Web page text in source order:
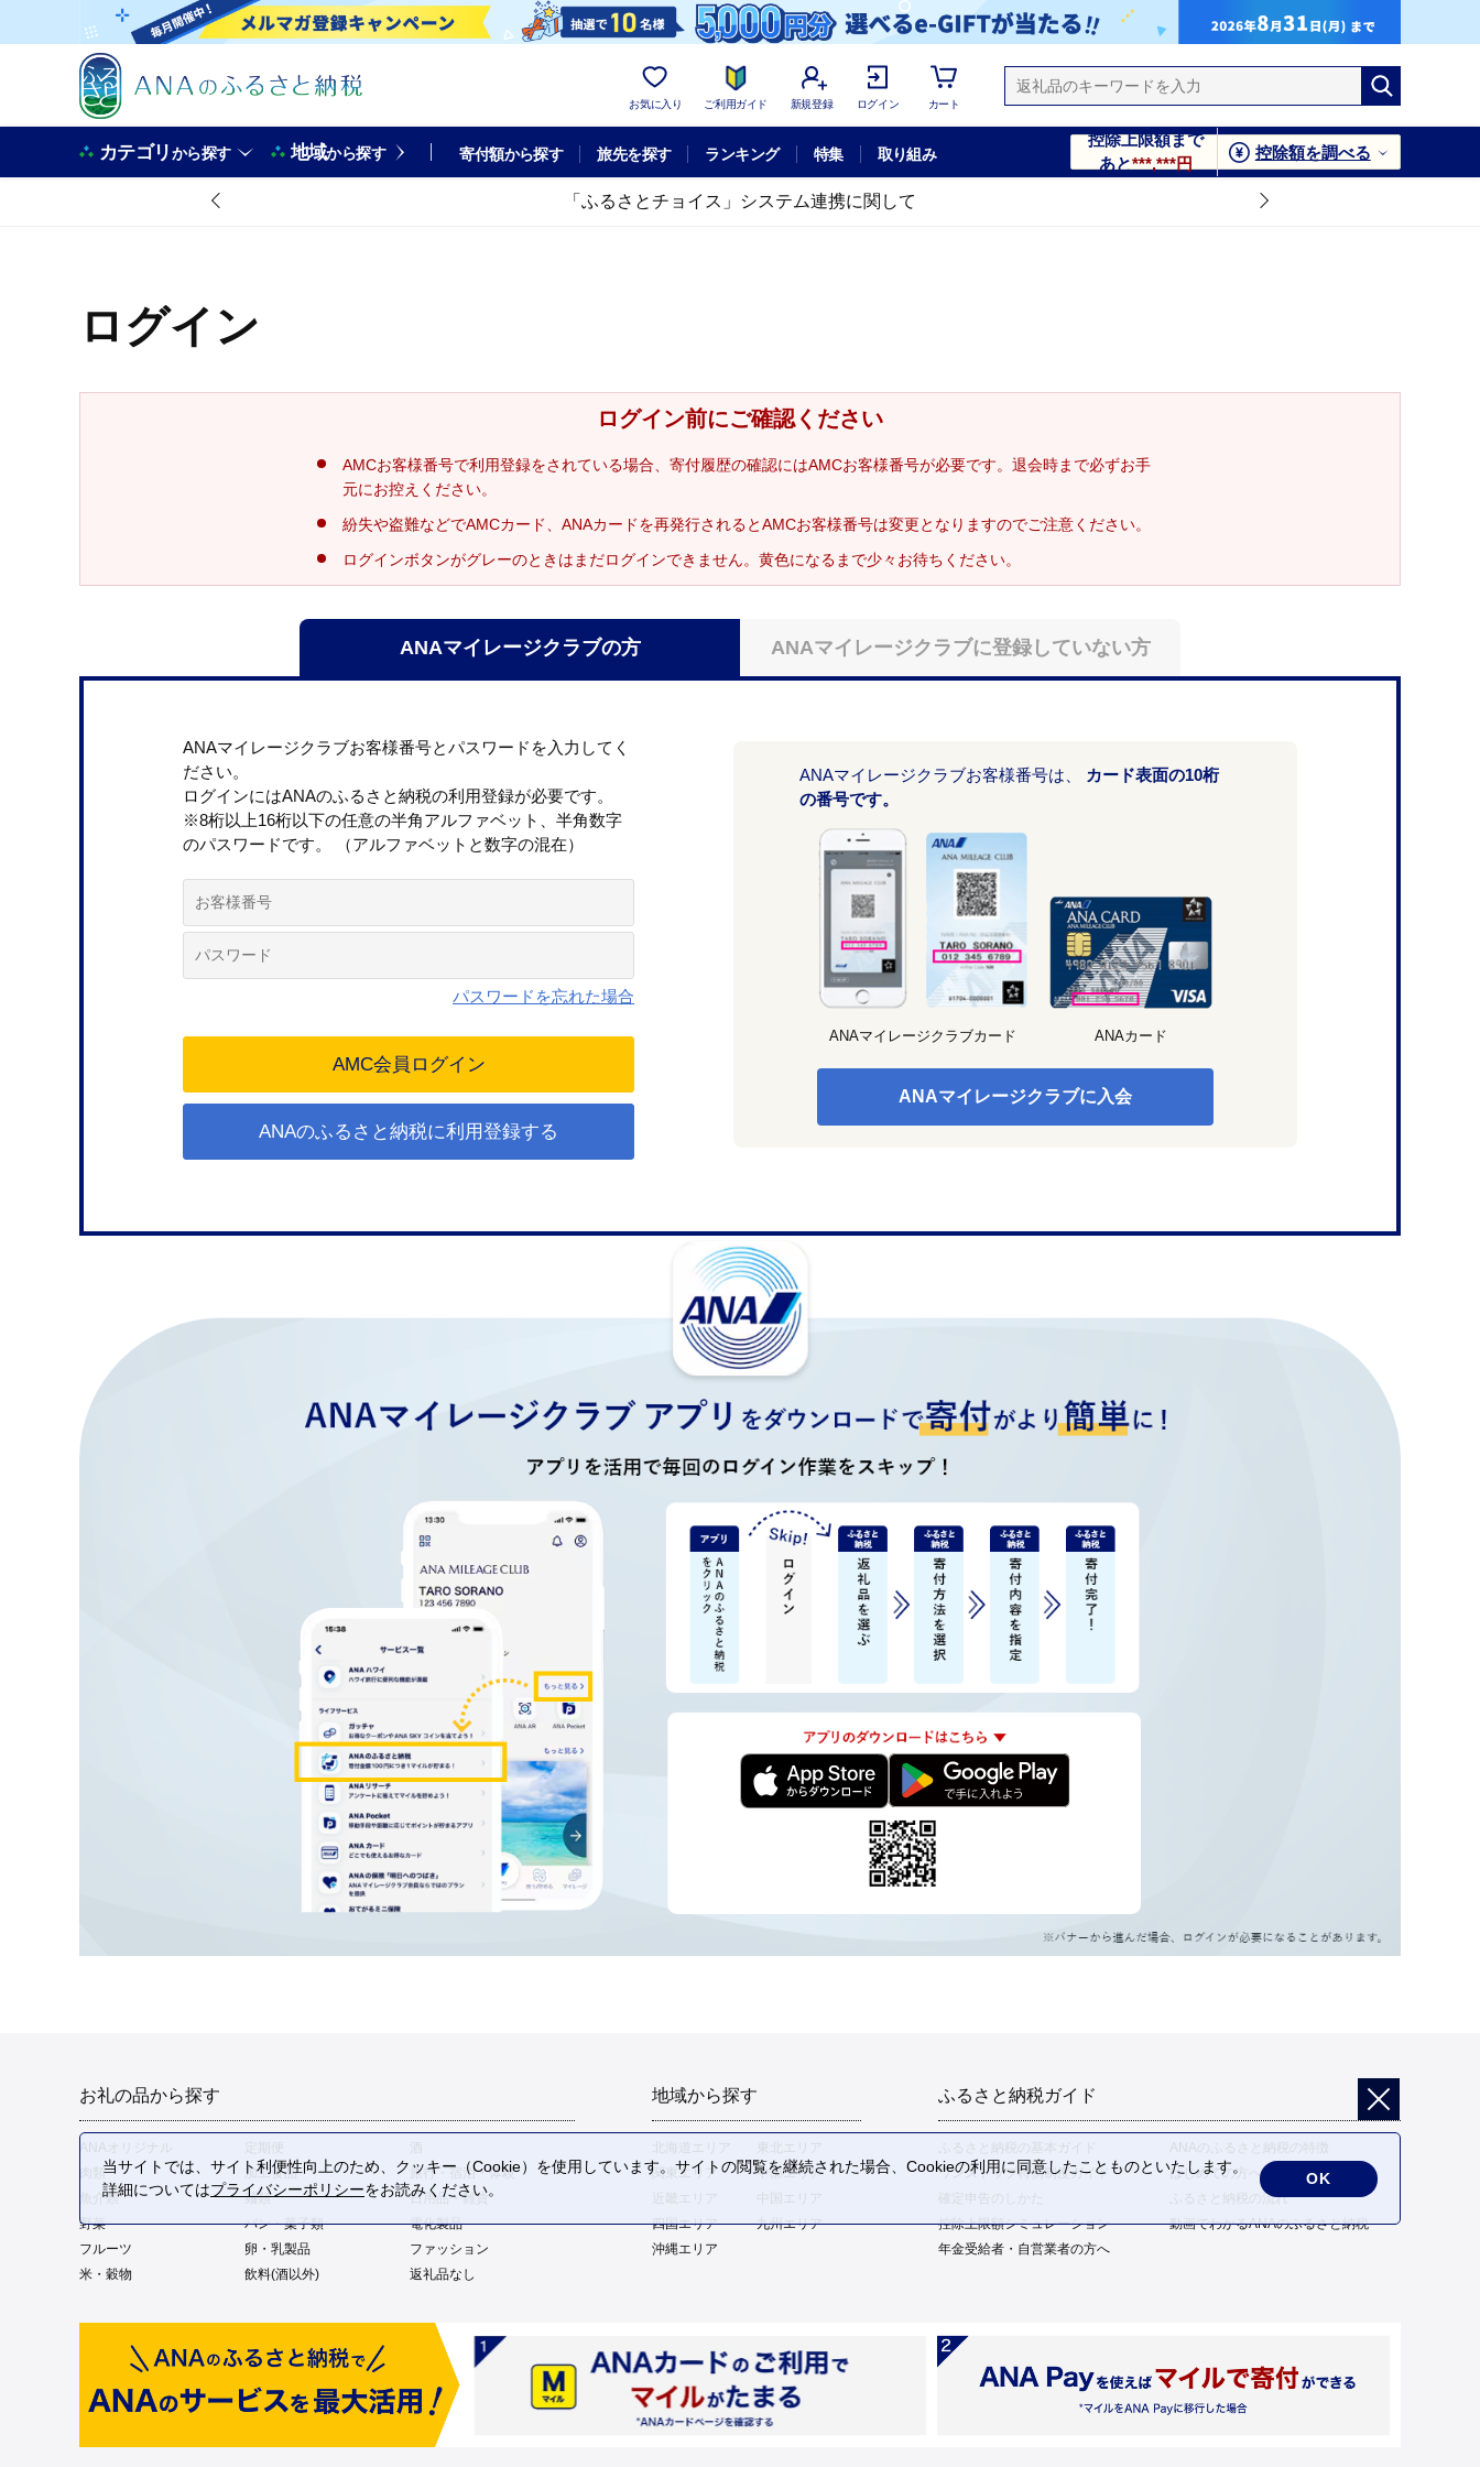
お気に入り ご利用ガイド 新規登録 ログイン カート
カテゴリから探す 地域から探す 寄付額から探す 旅先を探す ランキング 特集 取り組み
控除上限額まで
あと***,***円
控除額を調べる
「ふるさとチョイス」システム連携に関して
ログイン
ログイン前にご確認ください
AMCお客様番号で利用登録をされている場合、寄付履歴の確認にはAMCお客様番号が必要です。退会時まで必ずお手
元にお控えください。
紛失や盗難などでAMCカード、ANAカードを再発行されるとAMCお客様番号は変更となりますのでご注意ください。
ログインボタンがグレーのときはまだログインできません。黄色になるまで少々お待ちください。
ANAマイレージクラブの方 ANAマイレージクラブに登録していない方
ANAマイレージクラブお客様番号とパスワードを入力してく
ださい。
ログインにはANAのふるさと納税の利用登録が必要です。
※8桁以上16桁以下の任意の半角アルファベット、半角数字
のパスワードです。 （アルファベットと数字の混在）
パスワードを忘れた場合
ANAのふるさと納税に利用登録する
ANAマイレージクラブお客様番号は、
カード表面の10桁
の番号です。
ANAマイレージクラブカード ANAカード
ANAマイレージクラブに入会
お礼の品から探す
肉類
加工食品
旅行・宿泊・体験
魚介類
麺類
日用品・雑貨
野菜
パン・菓子類
電化製品
フルーツ
卵・乳製品
ファッション
米・穀物
飲料(酒以外) 返礼品なし
地域から探す
関東エリア
中部エリア
四国エリア
九州エリア
沖縄エリア
ふるさと納税ガイド
ふるさと納税の基本ガイド
ANAのふるさと納税の特徴
ワンストップ特例制度ガイド
はじめての方へ
ふるさと納税の流れ
控除上限額シミュレーション
動画でわかるANAのふるさと納税
年金受給者・自営業者の方へ
当サイトでは、サイト利便性向上のため、クッキー（Cookie）を使用しています。サイトの閲覧を継続された場合、Cookieの利用に同意したことものといたします。
詳細についてはプライバシーポリシーをお読みください。
OK